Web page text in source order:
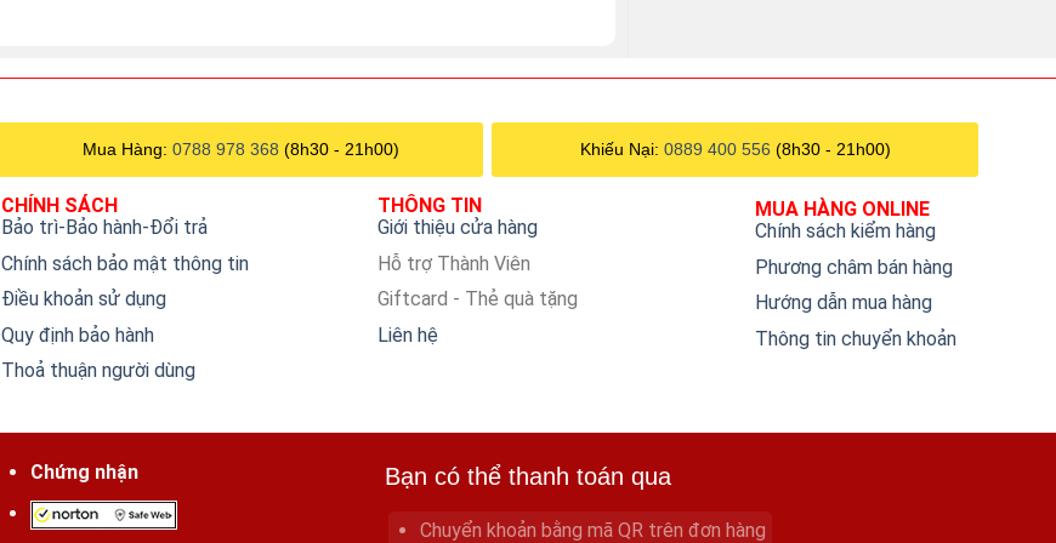
Mua Hàng: 0788 978 368 (8h30 - 21h00) Khiếu Nại: 0889 400 556 (8h30 - 21h00)
CHÍNH SÁCH
Bảo trì-Bảo hành-Đổi trả
Chính sách bảo mật thông tin
Điều khoản sử dụng
Quy định bảo hành
Thoả thuận người dùng
THÔNG TIN
Giới thiệu cửa hàng
Hỗ trợ Thành Viên
Giftcard - Thẻ quà tặng
Liên hệ
MUA HÀNG ONLINE
Chính sách kiểm hàng
Phương châm bán hàng
Hướng dẫn mua hàng
Thông tin chuyển khoản
Chứng nhận Bạn có thể thanh toán qua
Chuyển khoản bằng mã QR trên đơn hàng